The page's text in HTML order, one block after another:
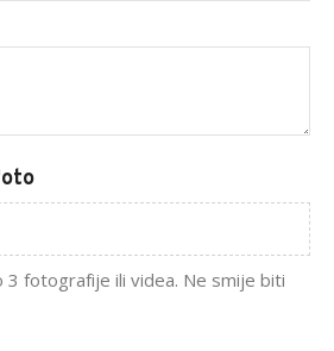
3 fotografije ili videa. Ne smije biti